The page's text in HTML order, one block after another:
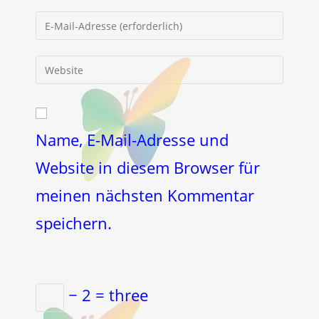
Namen
oder
Kommentieren
deine
E-
Mail-
zum
Kommentieren
ein
deine
URL
ein
(optional)
Name, E-Mail-Adresse und
Website in diesem Browser für
meinen nächsten Kommentar
speichern.
− 2 = three